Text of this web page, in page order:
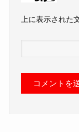
上に表示された